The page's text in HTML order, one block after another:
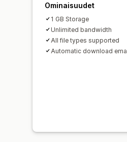
Ominaisuudet
1 GB Storage
Unlimited bandwidth
All file types supported
Automatic download